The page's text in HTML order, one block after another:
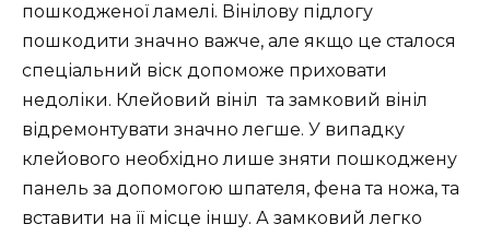
пошкодженої ламелі. Вінілову підлогу
пошкодити значно важче, але якщо це сталося
спеціальний віск допоможе приховати
недоліки. Клейовий вініл та замковий вініл
відремонтувати значно легше. У випадку
клейового необхідно лише зняти пошкоджену
панель за допомогою шпателя, фена та ножа, та
вставити на її місце іншу. А замковий легко